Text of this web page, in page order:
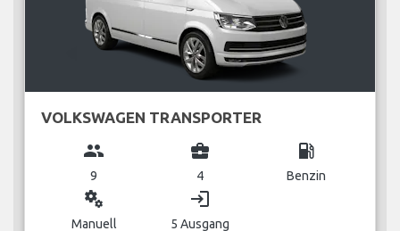
VOLKSWAGEN TRANSPORTER
group
9
business_center
4
local_gas_station
Benzin
miscellaneous_services
Manuell
login
5 Ausgang